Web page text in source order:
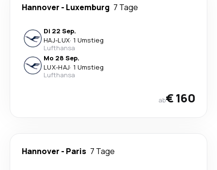
Hannover - Luxemburg 7 Tage
Di 22 Sep.
HAJ-LUX· 1 Umstieg
Lufthansa
Mo 28 Sep.
LUX-HAJ· 1 Umstieg
Lufthansa
ab€ 160
Hannover - Paris 7 Tage